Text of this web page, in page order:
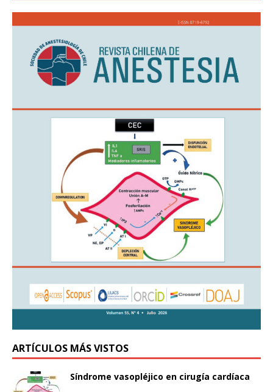
ARTÍCULOS MÁS VISTOS
Síndrome vasopléjico en cirugía cardíaca